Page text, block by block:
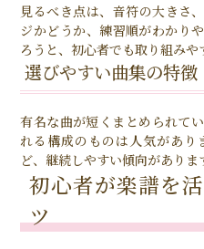
見るべき点は、音符の大きさ
ジかどうか、練習順がわかり
ろうと、初心者でも取り組みや
選びやすい曲集の特徴
有名な曲が短くまとめられて
れる構成のものは人気があ
ど、継続しやすい傾向がありま
初心者が楽譜を
ツ